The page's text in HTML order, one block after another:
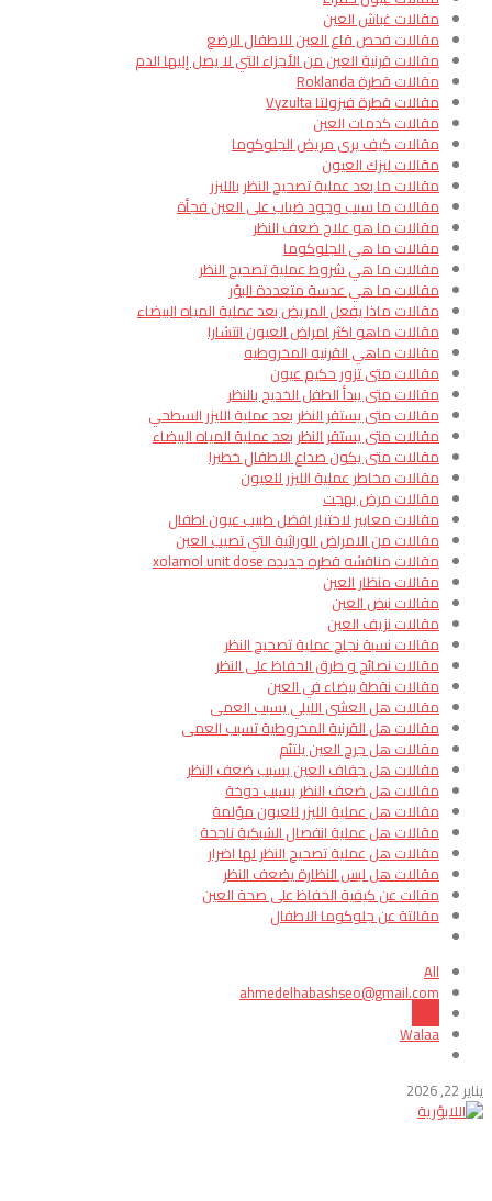
مقالات غباش العين
مقالات فحص قاع العين للاطفال الرضع
مقالات قرنية العين من الأجزاء التي لا يصل إليها الدم​
مقالات قطرة Roklanda
مقالات قطرة فيزولتا Vyzulta
مقالات كدمات العين
مقالات كيف يرى مريض الجلوكوما
مقالات ليزك العيون
مقالات ما بعد عملية تصحيح النظر بالليزر
مقالات ما سبب وجود ضباب على العين فجأة
مقالات ما هو علاج ضعف النظر
مقالات ما هي الجلوكوما
مقالات ما هي شروط عملية تصحيح النظر
مقالات ما هي عدسة متعددة البؤر
مقالات ماذا يفعل المريض بعد عملية المياه البيضاء
مقالات ماهو اكثر امراض العيون انتشارا​
مقالات ماهي القرنيه المخروطيه
مقالات متى تزور حكيم عيون
مقالات متى يبدأ الطفل الخديج بالنظر
مقالات متى يستقر النظر بعد عملية الليزر السطحي
مقالات متى يستقر النظر بعد عملية المياه البيضاء
مقالات متى يكون صداع الاطفال خطيرا
مقالات مخاطر عملية الليزر للعيون
مقالات مرض بهجت
مقالات معايير لاختيار افضل طبيب عيون اطفال
مقالات من الامراض الوراثية التي تصيب العين
مقالات مناقشه قطره جديده xolamol unit dose
مقالات منظار العين
مقالات نبض العين
مقالات نزيف العين
مقالات نسبة نجاح عملية تصحيح النظر
مقالات نصائح و طرق الحفاظ على النظر
مقالات نقطة بيضاء في العين
مقالات هل العشى الليلي يسبب العمى
مقالات هل القرنية المخروطية تسبب العمى
مقالات هل جرح العين يلتئم
مقالات هل جفاف العين يسبب ضعف النظر
مقالات هل ضعف النظر يسبب دوخة
مقالات هل عملية الليزر للعيون مؤلمة
مقالات هل عملية انفصال الشبكية ناجحة
مقالات هل عملية تصحيح النظر لها اضرار
مقالات هل لبس النظارة يضعف النظر
مقالت عن كيفية الحفاظ على صحة العين
مقالتة عن جلوكوما الاطفال
All
ahmedelhabashseo@gmail.com
Walaa
يناير 22, 2026